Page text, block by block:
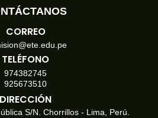
CORREO
TELÉFONO
974382745
925673510
DIRECCIÓN
S/N. Chorrillos - Lima, Perú.